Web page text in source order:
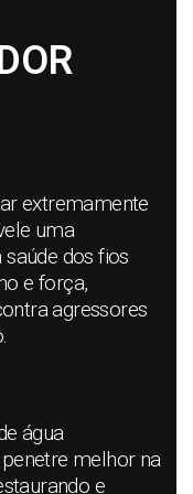
extremamente
uma
dos fios
e força,
agressores
água
melhor na
e